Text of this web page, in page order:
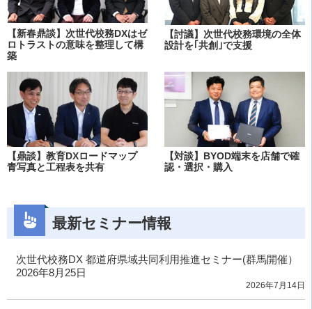
【新春鼎談】次世代校務DXはゼ
ロトラストの意味を整理して構
築
【討議】次世代校務環境の全体
設計を｢共創｣で支援
【鼎談】教育DXロードマップ
青写真と工程表を共有
【対談】BYOD端末を店舗で確
認・選択・購入
最新セミナー情報
次世代校務DX 都道府県域共同利用推進セミナー(群馬開催）
2026年8月25日
2026年7月14日